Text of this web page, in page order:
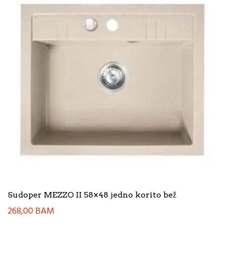
Sudoper MEZZO II 58×48 jedno korito bež
268,00BAM